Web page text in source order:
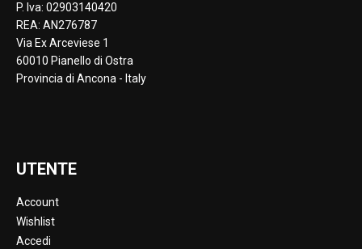
P. Iva: 02903140420
REA: AN276787
Via Ex Arceviese 1
60010 Pianello di Ostra
Provincia di Ancona - Italy
UTENTE
Account
Wishlist
Accedi